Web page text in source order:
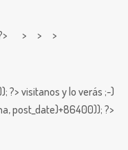
?> > > >
?>visitanos y lo verás ;-)
post_date)+86400)); ?>